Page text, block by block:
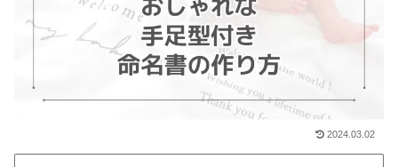
2024.03.02